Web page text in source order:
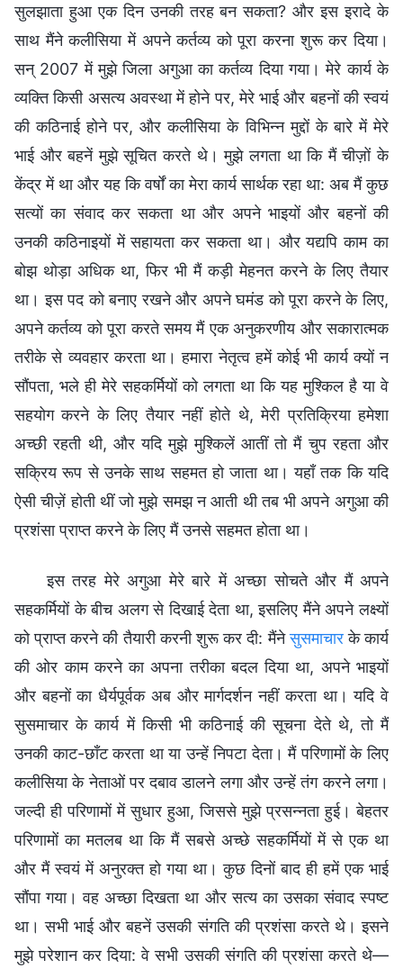
सुलझाता हुआ एक दिन उनकी तरह बन सकता? और इस इरादे के
साथ मैंने कलीसिया में अपने कर्तव्य को पूरा करना शुरू कर दिया।
सन् 2007 में मुझे जिला अगुआ का कर्तव्य दिया गया। मेरे कार्य के
व्यक्ति किसी असत्य अवस्था में होने पर, मेरे भाई और बहनों की स्वयं
की कठिनाई होने पर, और कलीसिया के विभिन्न मुद्दों के बारे में मेरे
भाई और बहनें मुझे सूचित करते थे। मुझे लगता था कि मैं चीज़ों के
केंद्र में था और यह कि वर्षों का मेरा कार्य सार्थक रहा था: अब मैं कुछ
सत्यों का संवाद कर सकता था और अपने भाइयों और बहनों की
उनकी कठिनाइयों में सहायता कर सकता था। और यद्यपि काम का
बोझ थोड़ा अधिक था, फिर भी मैं कड़ी मेहनत करने के लिए तैयार
था। इस पद को बनाए रखने और अपने घमंड को पूरा करने के लिए,
अपने कर्तव्य को पूरा करते समय मैं एक अनुकरणीय और सकारात्मक
तरीके से व्यवहार करता था। हमारा नेतृत्व हमें कोई भी कार्य क्यों न
सौंपता, भले ही मेरे सहकर्मियों को लगता था कि यह मुश्किल है या वे
सहयोग करने के लिए तैयार नहीं होते थे, मेरी प्रतिक्रिया हमेशा
अच्छी रहती थी, और यदि मुझे मुश्किलें आतीं तो मैं चुप रहता और
सक्रिय रूप से उनके साथ सहमत हो जाता था। यहाँ तक कि यदि
ऐसी चीज़ें होती थीं जो मुझे समझ न आती थी तब भी अपने अगुआ की
प्रशंसा प्राप्त करने के लिए मैं उनसे सहमत होता था।
इस तरह मेरे अगुआ मेरे बारे में अच्छा सोचते और मैं अपने
सहकर्मियों के बीच अलग से दिखाई देता था, इसलिए मैंने अपने लक्ष्यों
को प्राप्त करने की तैयारी करनी शुरू कर दी: मैंनेसुसमाचारके कार्य
की ओर काम करने का अपना तरीका बदल दिया था, अपने भाइयों
और बहनों का धैर्यपूर्वक अब और मार्गदर्शन नहीं करता था। यदि वे
सुसमाचार के कार्य में किसी भी कठिनाई की सूचना देते थे, तो मैं
उनकी काट-छाँट करता था या उन्हें निपटा देता। मैं परिणामों के लिए
कलीसिया के नेताओं पर दबाव डालने लगा और उन्हें तंग करने लगा।
जल्दी ही परिणामों में सुधार हुआ, जिससे मुझे प्रसन्नता हुई। बेहतर
परिणामों का मतलब था कि मैं सबसे अच्छे सहकर्मियों में से एक था
और मैं स्वयं में अनुरक्त हो गया था। कुछ दिनों बाद ही हमें एक भाई
सौंपा गया। वह अच्छा दिखता था और सत्य का उसका संवाद स्पष्ट
था। सभी भाई और बहनें उसकी संगति की प्रशंसा करते थे। इसने
मुझे परेशान कर दिया: वे सभी उसकी संगति की प्रशंसा करते थे—